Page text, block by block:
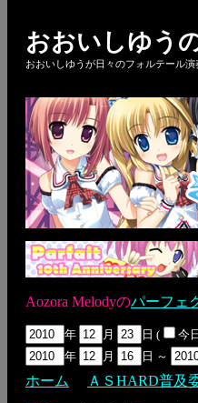
おおいしゆう
おおいしゆうが日々のフォルテール
Aozora Melodyのパーフェ
年 月 日 ( 今日
年
月 日 ～
ホーム ＡＳHARD普及